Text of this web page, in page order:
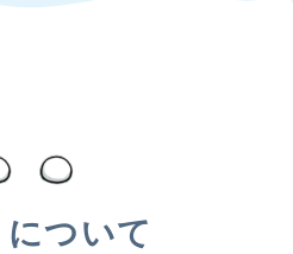
ついて